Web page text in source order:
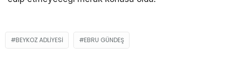
BEYKOZ ADLIYESI EBRU GÜNDEŞ